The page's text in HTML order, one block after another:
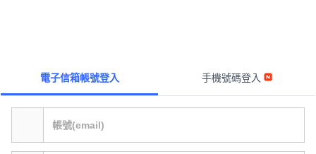
電子信箱帳號登入 手機號碼登入